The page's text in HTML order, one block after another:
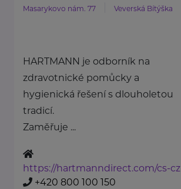
Masarykovo nám. 77 Veverská Bítýška
HARTMANN je odborník na
zdravotnické pomůcky a
hygienická řešení s dlouholetou
tradicí.
Zaměřuje ...
https://hartmanndirect.com/cs-cz
+420 800 100 150